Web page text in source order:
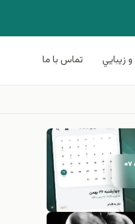
زيبايي تماس با ما